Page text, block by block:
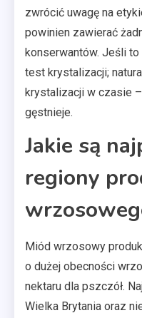
zwrócić uwagę na
powinien zawierać
konserwantów. Jeśli
test krystalizacji;
krystalizacji w czasie
gęstnieje.
Jakie są
regiony
Miód wrzosowy
o dużej obecności
nektaru dla pszczół.
Wielka Brytania oraz